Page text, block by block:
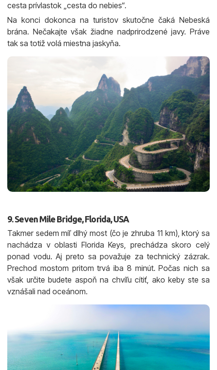
cesta prívlastok „cesta do nebies“.
Na konci dokonca na turistov skutočne čaká Nebeská
brána. Nečakajte však žiadne nadprirodzené javy. Práve
tak sa totiž volá miestna jaskyňa.
9. Seven Mile Bridge, Florida, USA
Takmer sedem míľ dlhý most (čo je zhruba 11 km), ktorý sa
nachádza v oblasti Florida Keys, prechádza skoro celý
ponad vodu. Aj preto sa považuje za technický zázrak.
Prechod mostom pritom trvá iba 8 minút. Počas nich sa
však určite budete aspoň na chvíľu cítiť, ako keby ste sa
vznášali nad oceánom.